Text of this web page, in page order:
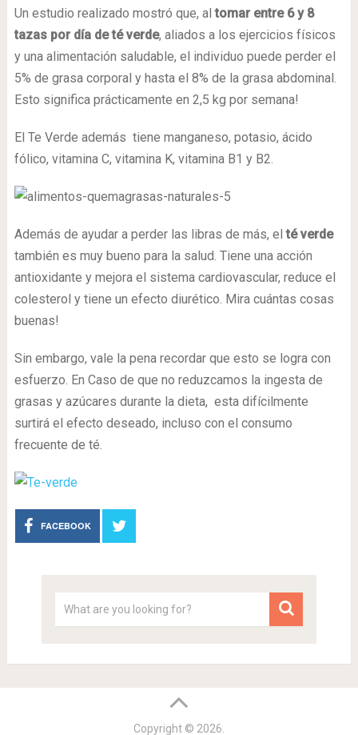
Un estudio realizado mostró que, altomar entre 6 y 8
tazas por día de té verde, aliados a los ejercicios físicos
y una alimentación saludable, el individuo puede perder el
5% de grasa corporal y hasta el 8% de la grasa abdominal.
Esto significa prácticamente en 2,5 kg por semana!
El Te Verde además tiene manganeso, potasio, ácido
fólico, vitamina C, vitamina K, vitamina B1 y B2.
Además de ayudar a perder las libras de más, el té verde
también es muy bueno para la salud. Tiene una acción
antioxidante y mejora el sistema cardiovascular, reduce el
colesterol y tiene un efecto diurético. Mira cuántas cosas
buenas!
Sin embargo, vale la pena recordar que esto se logra con
esfuerzo. En Caso de que no reduzcamos la ingesta de
grasas y azúcares durante la dieta, esta difícilmente
surtirá el efecto deseado, incluso con el consumo
frecuente de té.
FACEBOOK
Copyright © 2026.